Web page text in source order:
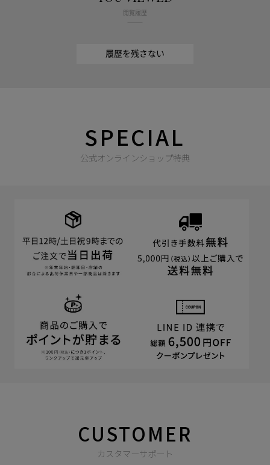
閲覧履歴
履歴を残さない
SPECIAL
公式オンラインショップ特典
CUSTOMER
カスタマーサポート